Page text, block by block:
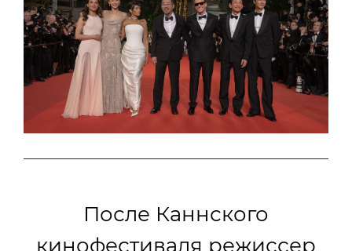
После Каннского
кинофестиваля режиссер